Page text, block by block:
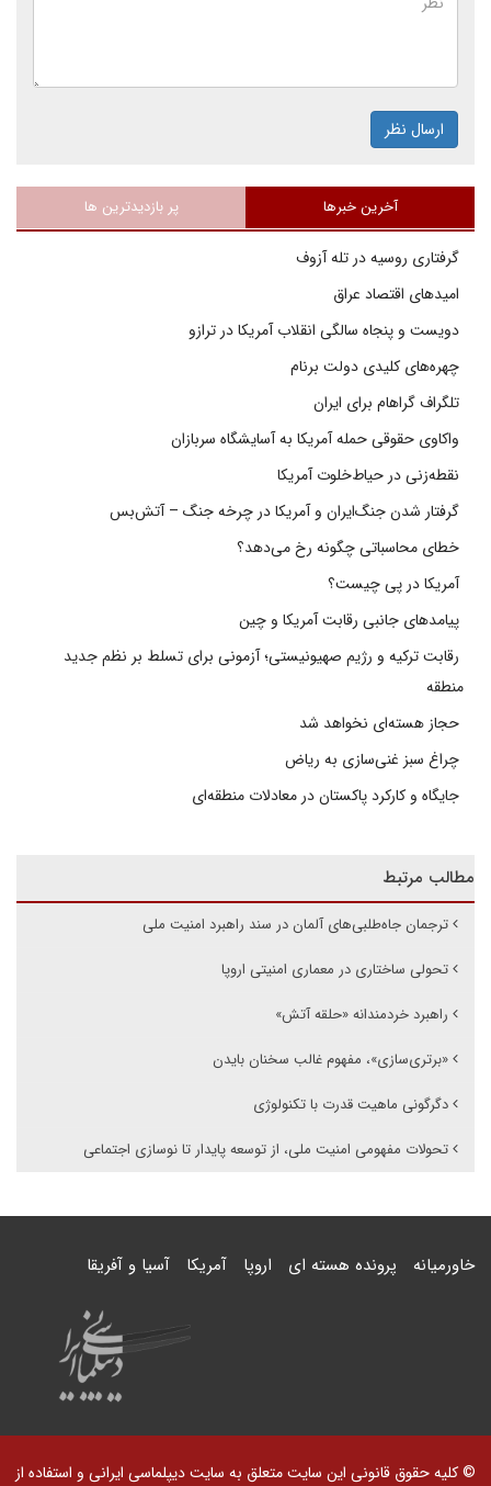
ارسال نظر
آخرین خبرها پر بازدیدترین ها
گرفتاری روسیه در تله آزوف
امیدهای اقتصاد عراق
دویست و پنجاه سالگی انقلاب آمریکا در ترازو
چهره‌های کلیدی دولت برنام
تلگراف گراهام برای ایران
واکاوی حقوقی حمله آمریکا به آسایشگاه سربازان
نقطه‌زنی در حیاط‌خلوت آمریکا
گرفتار شدن جنگ‌ایران و آمریکا در چرخه جنگ – آتش‌بس
خطای محاسباتی چگونه رخ می‌دهد؟
آمریکا در پی چیست؟
پیامدهای جانبی رقابت آمریکا و چین
رقابت ترکیه و رژیم صهیونیستی؛ آزمونی برای تسلط بر نظم جدید
منطقه
حجاز هسته‌ای نخواهد شد
چراغ سبز غنی‌سازی به ریاض
جایگاه و کارکرد پاکستان در معادلات منطقه‌ای
مطالب مرتبط
ترجمان جاه‌طلبی‌های آلمان در سند راهبرد امنیت ملی
تحولی ساختاری در معماری امنیتی اروپا
راهبرد خردمندانه «حلقه آتش»
«برتری‌سازی»، مفهوم غالب سخنان بایدن
دگرگونی ماهیت قدرت با تکنولوژی
تحولات مفهومی امنیت ملی، از توسعه پایدار تا نوسازی اجتماعی
خاورمیانه پرونده هسته ای اروپا آمریکا آسیا و آفریقا
© کلیه حقوق قانونی این سایت متعلق به سایت دیپلماسی ایرانی و استفاده از